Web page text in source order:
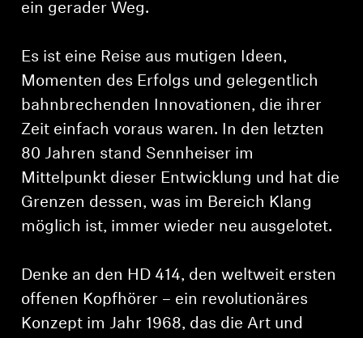
ein gerader Weg.
Es ist eine Reise aus mutigen Ideen,
Momenten des Erfolgs und gelegentlich
bahnbrechenden Innovationen, die ihrer
Zeit einfach voraus waren. In den letzten
80 Jahren stand Sennheiser im
Mittelpunkt dieser Entwicklung und hat die
Grenzen dessen, was im Bereich Klang
möglich ist, immer wieder neu ausgelotet.
Denke an den HD 414, den weltweit ersten
offenen Kopfhörer – ein revolutionäres
Konzept im Jahr 1968, das die Art und